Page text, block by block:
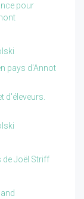
pour
pays d'Annot
d'éleveurs.
de Joël Striff